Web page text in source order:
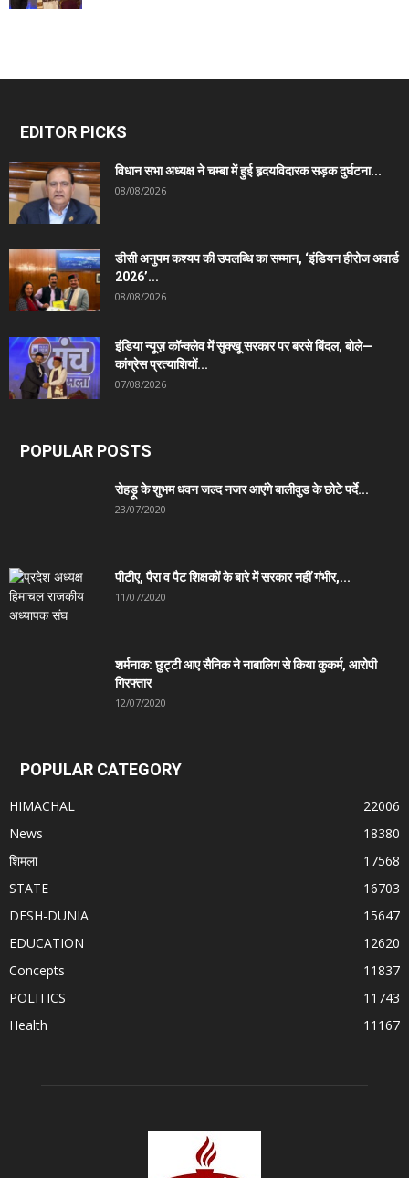
EDITOR PICKS
विधान सभा अध्यक्ष ने चम्बा में हुई हृदयविदारक सड़क दुर्घटना...
08/08/2026
डीसी अनुपम कश्यप की उपलब्धि का सम्मान, ‘इंडियन हीरोज अवार्ड
2026’...
08/08/2026
इंडिया न्यूज़ कॉन्क्लेव में सुक्खू सरकार पर बरसे बिंदल, बोले—
कांग्रेस प्रत्याशियों...
07/08/2026
POPULAR POSTS
रोहड़ू के शुभम धवन जल्द नजर आएंगे बालीवुड के छोटे पर्दे...
23/07/2020
पीटीए, पैरा व पैट शिक्षकों के बारे में सरकार नहीं गंभीर,...
11/07/2020
शर्मनाक: छुट्टी आए सैनिक ने नाबालिग से किया कुकर्म, आरोपी
गिरफ्तार
12/07/2020
POPULAR CATEGORY
HIMACHAL
22006
News
18380
शिमला
17568
STATE
16703
DESH-DUNIA
15647
EDUCATION
12620
Concepts
11837
POLITICS
11743
Health
11167